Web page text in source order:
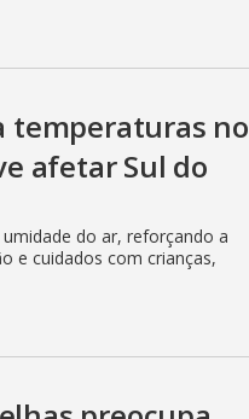
temperaturas no
afetar Sul do
do ar, reforçando a
e cuidados com crianças,